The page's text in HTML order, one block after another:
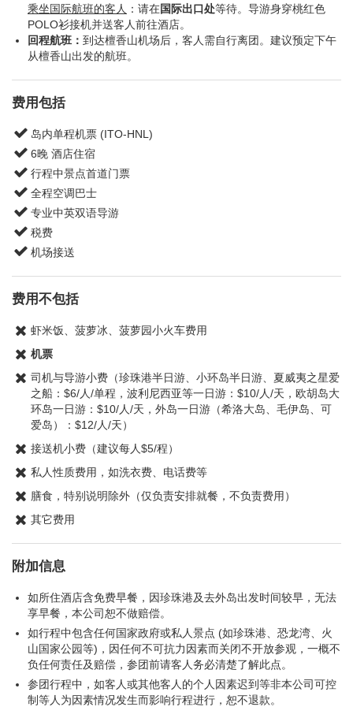
乘坐国际航班的客人 ：请在国际出口处等待。导游身穿桃红色
POLO衫接机并送客人前往酒店。
回程航班： 到达檀香山机场后，客人需自行离团。建议预定下午
从檀香山出发的航班。
费用包括
岛内单程机票 (ITO-HNL)
6晚 酒店住宿
行程中景点首道门票
全程空调巴士
专业中英双语导游
税费
机场接送
费用不包括
虾米饭、菠萝冰、菠萝园小火车费用
机票
司机与导游小费（珍珠港半日游、小环岛半日游、夏威夷之星爱
之船：$6/人/单程，波利尼西亚等一日游：$10/人/天，欧胡岛大
环岛一日游：$10/人/天，外岛一日游（希洛大岛、毛伊岛、可
爱岛）：$12/人/天）
接送机小费（建议每人$5/程）
私人性质费用，如洗衣费、电话费等
膳食，特别说明除外（仅负责安排就餐，不负责费用）
其它费用
附加信息
如所住酒店含免费早餐，因珍珠港及去外岛出发时间较早，无法
享早餐，本公司恕不做赔偿。
如行程中包含任何国家政府或私人景点 (如珍珠港、恐龙湾、火
山国家公园等)，因任何不可抗力因素而关闭不开放参观，一概不
负任何责任及赔偿，参团前请客人务必清楚了解此点。
参团行程中，如客人或其他客人的个人因素迟到等非本公司可控
制等人为因素情况发生而影响行程进行，恕不退款。